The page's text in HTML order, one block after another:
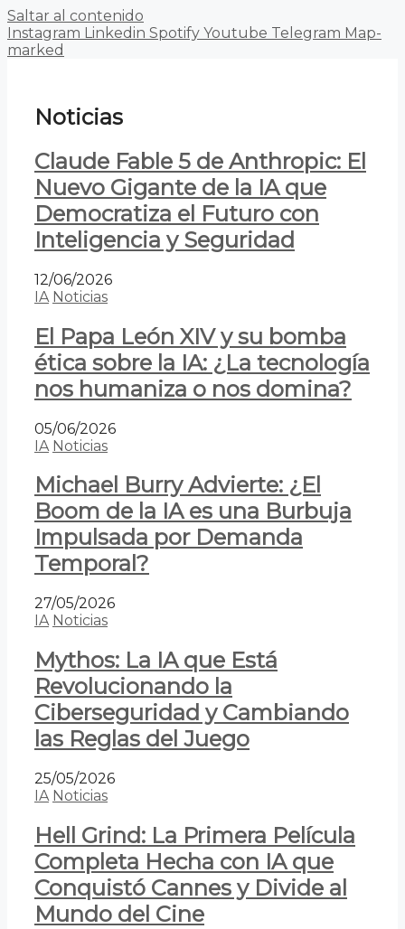
Saltar al contenido
Instagram Linkedin Spotify Youtube Telegram Map-
marked
Noticias
Claude Fable 5 de Anthropic: El
Nuevo Gigante de la IA que
Democratiza el Futuro con
Inteligencia y Seguridad
12/06/2026
IA Noticias
El Papa León XIV y su bomba
ética sobre la IA: ¿La tecnología
nos humaniza o nos domina?
05/06/2026
IA Noticias
Michael Burry Advierte: ¿El
Boom de la IA es una Burbuja
Impulsada por Demanda
Temporal?
27/05/2026
IA Noticias
Mythos: La IA que Está
Revolucionando la
Ciberseguridad y Cambiando
las Reglas del Juego
25/05/2026
IA Noticias
Hell Grind: La Primera Película
Completa Hecha con IA que
Conquistó Cannes y Divide al
Mundo del Cine